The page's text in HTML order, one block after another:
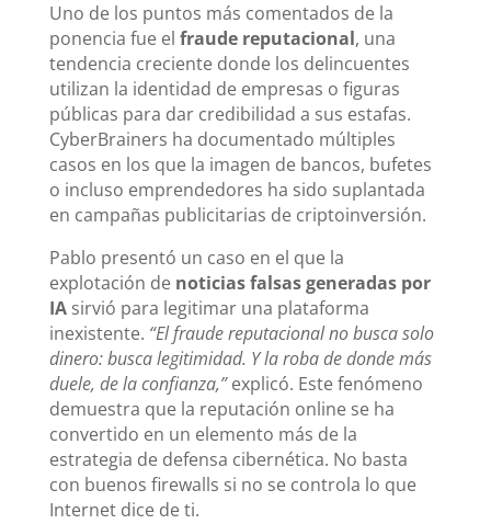
Uno de los puntos más comentados de la
ponencia fue el fraude reputacional, una
tendencia creciente donde los delincuentes
utilizan la identidad de empresas o figuras
públicas para dar credibilidad a sus estafas.
CyberBrainers ha documentado múltiples
casos en los que la imagen de bancos, bufetes
o incluso emprendedores ha sido suplantada
en campañas publicitarias de criptoinversión.
Pablo presentó un caso en el que la
explotación de noticias falsas generadas por
IAsirvió para legitimar una plataforma
inexistente. “El fraude reputacional no busca solo
dinero: busca legitimidad. Y la roba de donde más
duele, de la confianza,”explicó. Este fenómeno
demuestra que la reputación online se ha
convertido en un elemento más de la
estrategia de defensa cibernética. No basta
con buenos firewalls si no se controla lo que
Internet dice de ti.